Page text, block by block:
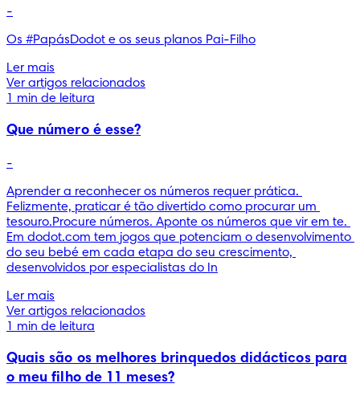
-
Os #PapásDodot e os seus planos Pai-Filho
Ler mais
Ver artigos relacionados
1 min de leitura
Que número é esse?
-
Aprender a reconhecer os números requer prática.
Felizmente, praticar é tão divertido como procurar um
tesouro.Procure números. Aponte os números que vir em te.
Em dodot.com tem jogos que potenciam o desenvolvimento
do seu bebé em cada etapa do seu crescimento,
desenvolvidos por especialistas do In
Ler mais
Ver artigos relacionados
1 min de leitura
Quais são os melhores brinquedos didácticos para
o meu filho de 11 meses?